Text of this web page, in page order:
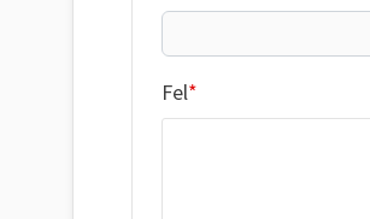
Fel